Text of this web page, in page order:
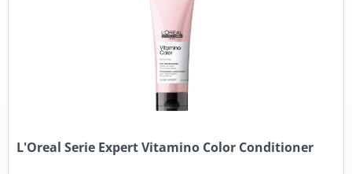
L'Oreal Serie Expert Vitamino Color Conditioner